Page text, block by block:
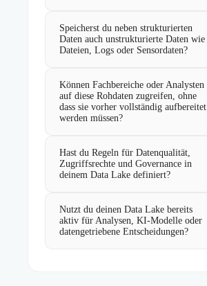
Speicherst du neben strukturierten
Daten auch unstrukturierte Daten wie
Dateien, Logs oder Sensordaten?
Können Fachbereiche oder Analysten
auf diese Rohdaten zugreifen, ohne
dass sie vorher vollständig aufbereitet
werden müssen?
Hast du Regeln für Datenqualität,
Zugriffsrechte und Governance in
deinem Data Lake definiert?
Nutzt du deinen Data Lake bereits
aktiv für Analysen, KI-Modelle oder
datengetriebene Entscheidungen?